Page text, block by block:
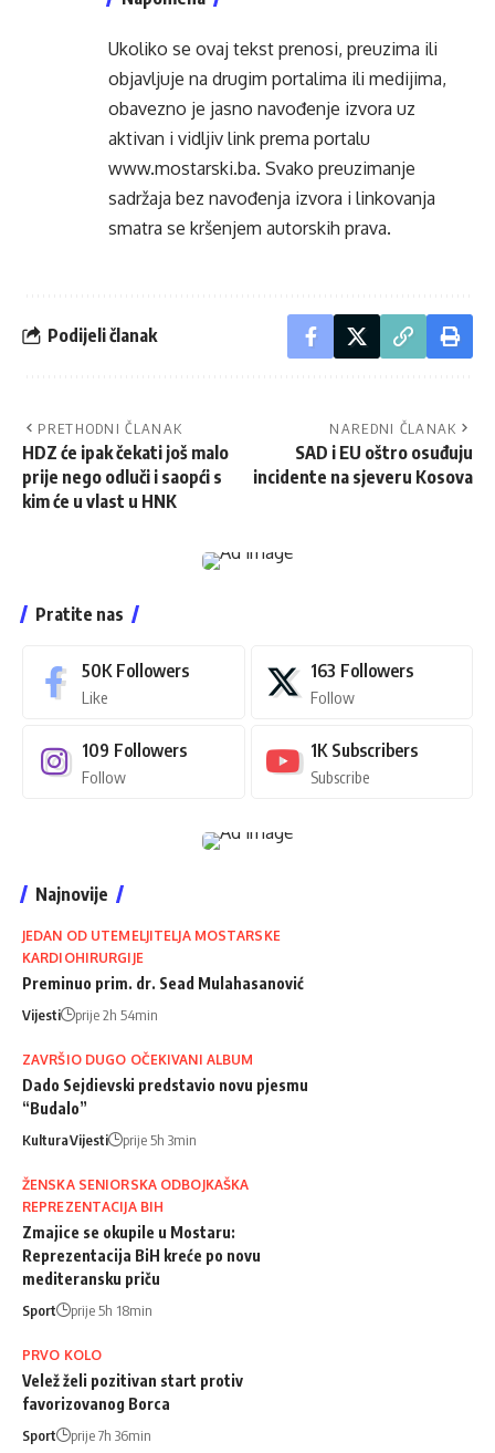
Ukoliko se ovaj tekst prenosi, preuzima ili
objavljuje na drugim portalima ili medijima,
obavezno je jasno navođenje izvora uz
aktivan i vidljiv link prema portalu
www.mostarski.ba. Svako preuzimanje
sadržaja bez navođenja izvora i linkovanja
smatra se kršenjem autorskih prava.
Podijeli članak
PRETHODNI ČLANAK
HDZ će ipak čekati još malo
prije nego odluči i saopći s
kim će u vlast u HNK
NAREDNI ČLANAK
SAD i EU oštro osuđuju
incidente na sjeveru Kosova
Pratite nas
50K Followers
Like
163 Followers
Follow
109 Followers
Follow
1K Subscribers
Subscribe
Najnovije
JEDAN OD UTEMELJITELJA MOSTARSKE
KARDIOHIRURGIJE
Preminuo prim. dr. Sead Mulahasanović
Vijesti prije 2h 54min
ZAVRŠIO DUGO OČEKIVANI ALBUM
Dado Sejdievski predstavio novu pjesmu
“Budalo”
KulturaVijesti prije 5h 3min
ŽENSKA SENIORSKA ODBOJKAŠKA
REPREZENTACIJA BIH
Zmajice se okupile u Mostaru:
Reprezentacija BiH kreće po novu
mediteransku priču
Sport prije 5h 18min
PRVO KOLO
Velež želi pozitivan start protiv
favorizovanog Borca
Sport prije 7h 36min